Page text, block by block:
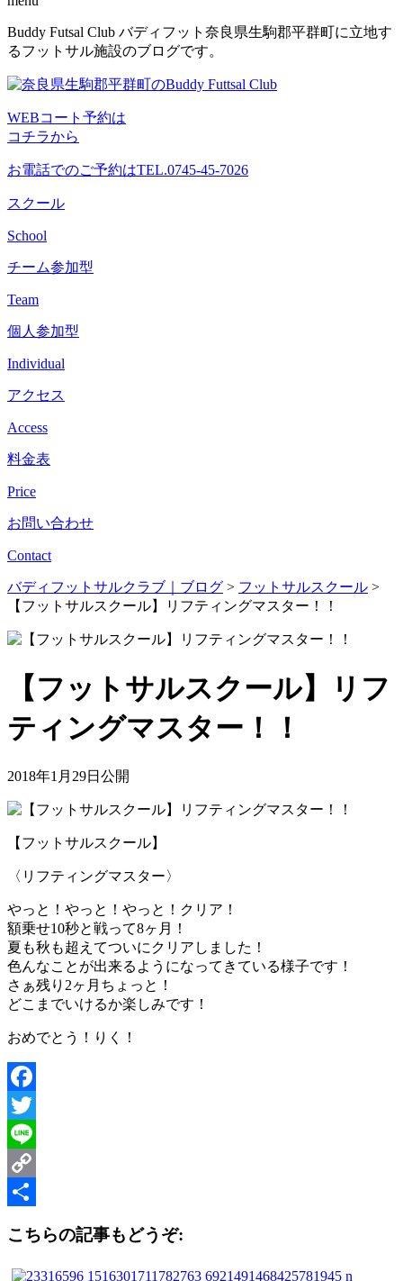
コ
ン
ン
へ
ス
キ
ッ
プ
Buddy Futsal Club バディフット奈良県生駒郡平群町に立地す
るフットサル施設のブログです。
WEBコート予約は
コチラから
お電話でのご予約はTEL.0745-45-7026
スクール
School
チーム参加型
Team
個人参加型
Individual
アクセス
Access
料金表
Price
お問い合わせ
Contact
バディフットサルクラブ｜ブログ > フットサルスクール >
【フットサルスクール】リフティングマスター！！
【フットサルスクール】リフ
ティングマスター！！
2018年1月29日公開
【フットサルスクール】
〈リフティングマスター〉
やっと！やっと！やっと！クリア！
額乗せ10秒と戦って8ヶ月！
夏も秋も超えてついにクリアしました！
色んなことが出来るようになってきている様子です！
さぁ残り2ヶ月ちょっと！
どこまでいけるか楽しみです！
おめでとう！りく！
Facebook
Twitter
Line
Copy
こちらの記事もどうぞ: